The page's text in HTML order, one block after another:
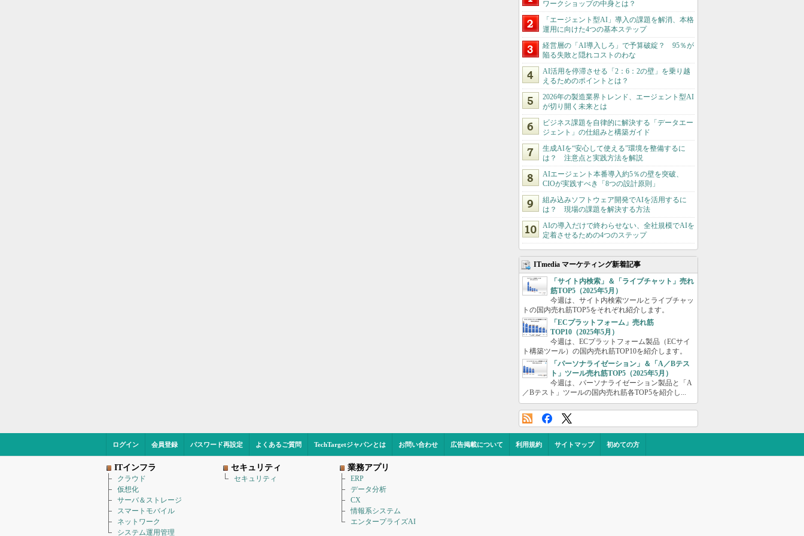
ワークショップの中身とは？
「エージェント型AI」導入の課題を解消、本格
運用に向けた4つの基本ステップ
経営層の「AI導入しろ」で予算破綻？ 95％が
陥る失敗と隠れコストのわな
AI活用を停滞させる「2：6：2の壁」を乗り越
えるためのポイントとは？
2026年の製造業界トレンド、エージェント型AI
が切り開く未来とは
ビジネス課題を自律的に解決する「データエー
ジェント」の仕組みと構築ガイド
生成AIを“安心して使える”環境を整備するに
は？ 注意点と実践方法を解説
AIエージェント本番導入約5％の壁を突破、
CIOが実践すべき「8つの設計原則」
組み込みソフトウェア開発でAIを活用するに
は？ 現場の課題を解決する方法
AIの導入だけで終わらせない、全社規模でAIを
定着させるための4つのステップ
ITmedia マーケティング新着記事
「サイト内検索」＆「ライブチャット」売れ
筋TOP5（2025年5月）
今週は、サイト内検索ツールとライブチャッ
トの国内売れ筋TOP5をそれぞれ紹介します。
「ECプラットフォーム」売れ筋
TOP10（2025年5月）
今週は、ECプラットフォーム製品（ECサイ
ト構築ツール）の国内売れ筋TOP10を紹介します。
「パーソナライゼーション」＆「A／Bテス
ト」ツール売れ筋TOP5（2025年5月）
今週は、パーソナライゼーション製品と「A
／Bテスト」ツールの国内売れ筋各TOP5を紹介し...
ログイン 会員登録 パスワード再設定 よくあるご質問 TechTargetジャパンとは お問い合わせ 広告掲載について 利用規約 サイトマップ 初めての方
ITインフラ
クラウド
仮想化
サーバ＆ストレージ
スマートモバイル
ネットワーク
システム運用管理
セキュリティ
セキュリティ
業務アプリ
ERP
データ分析
CX
情報系システム
エンタープライズAI